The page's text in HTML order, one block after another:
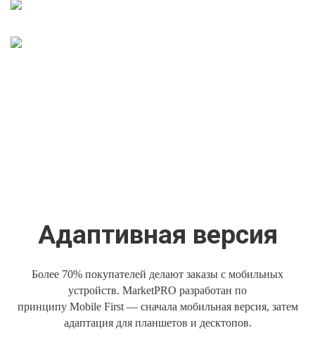
Адаптивная версия
Более 70% покупателей делают заказы с мобильных
устройств. MarketPRO разработан по
принципу Mobile First — сначала мобильная версия, затем
адаптация для планшетов и десктопов.